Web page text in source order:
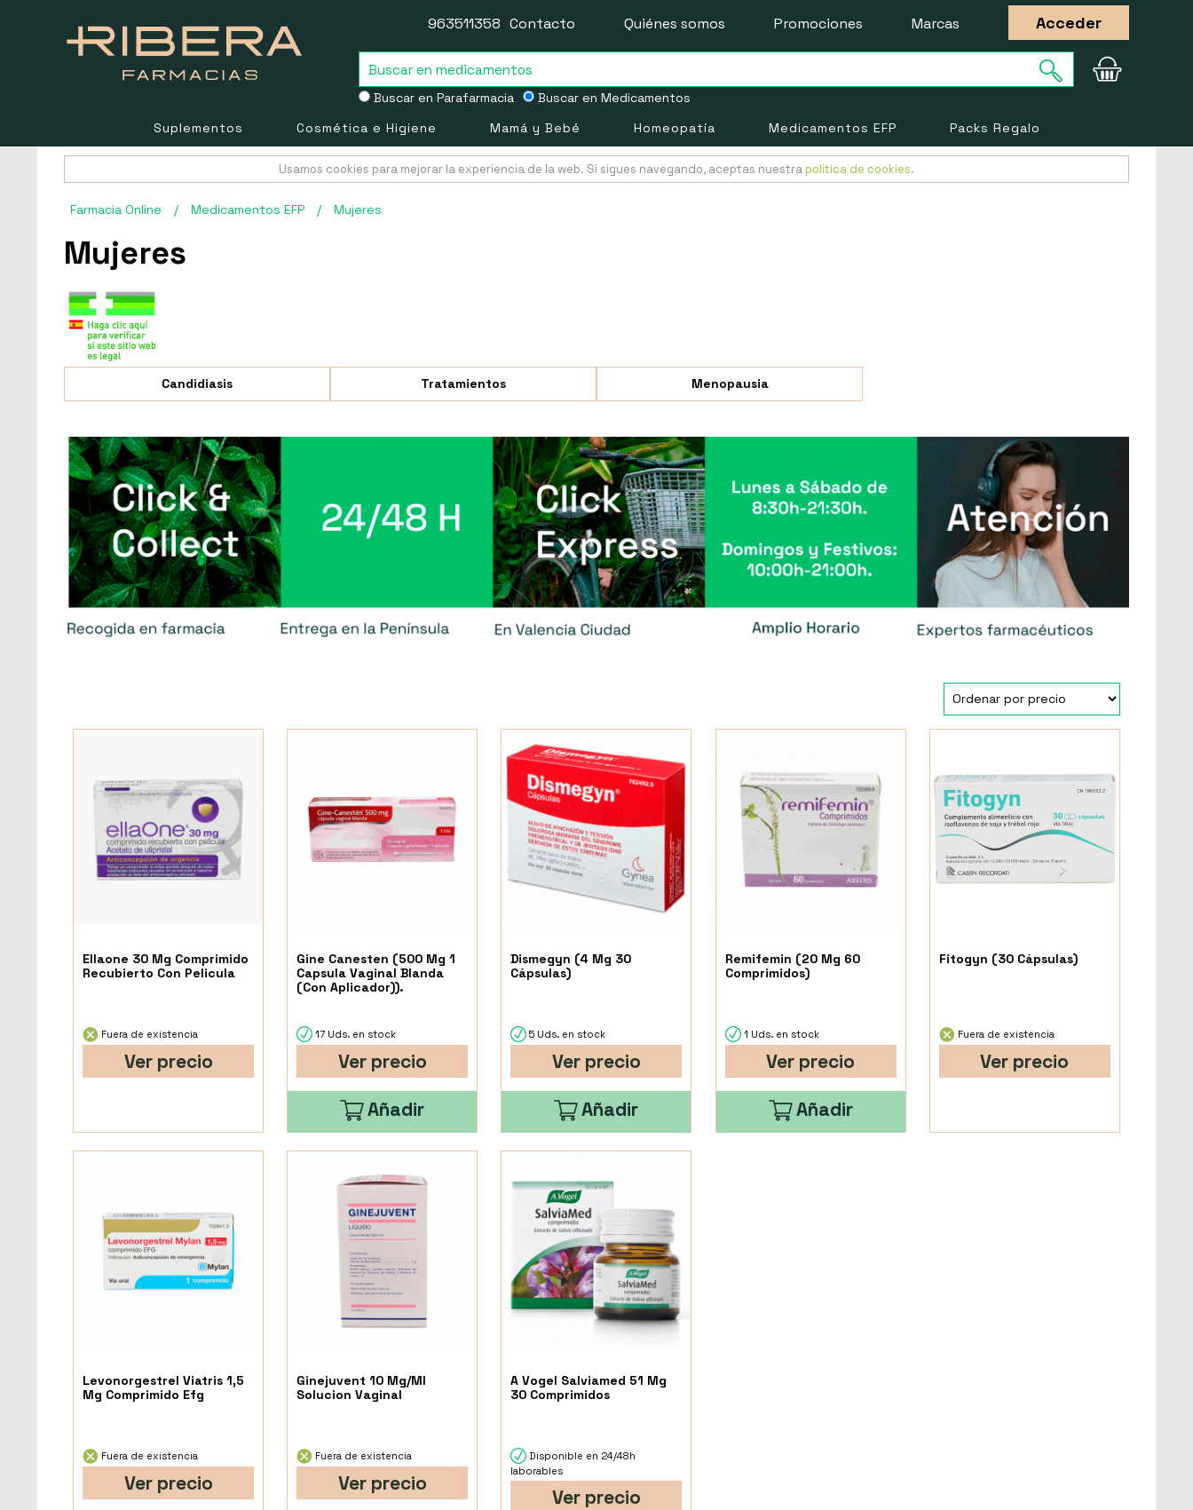
Buscar en Parafarmacia Buscar en Medicamentos
963511358 Contacto Quiénes somos Promociones Marcas Acceder
Suplementos Cosmética e Higiene Mamá y Bebé Homeopatía Medicamentos EFP Packs Regalo
Usamos cookies para mejorar la experiencia de la web. Si sigues navegando, aceptas nuestra política de cookies.
Farmacia Online / Medicamentos EFP / Mujeres
Mujeres
Candidiasis Tratamientos Menopausia
Ellaone 30 Mg Comprimido
Recubierto Con Pelicula
Fuera de existencia
Ver precio
Gine Canesten (500 Mg 1
Capsula Vaginal Blanda
(Con Aplicador)).
17 Uds. en stock
Ver precio
Añadir
Dismegyn (4 Mg 30
Cápsulas)
5 Uds. en stock
Ver precio
Añadir
Remifemin (20 Mg 60
Comprimidos)
1 Uds. en stock
Ver precio
Añadir
Fitogyn (30 Cápsulas)
Fuera de existencia
Ver precio
Levonorgestrel Viatris 1,5
Mg Comprimido Efg
Fuera de existencia
Ver precio
Ginejuvent 10 Mg/Ml
Solucion Vaginal
Fuera de existencia
Ver precio
A Vogel Salviamed 51 Mg
30 Comprimidos
Disponible en 24/48h
laborables
Ver precio